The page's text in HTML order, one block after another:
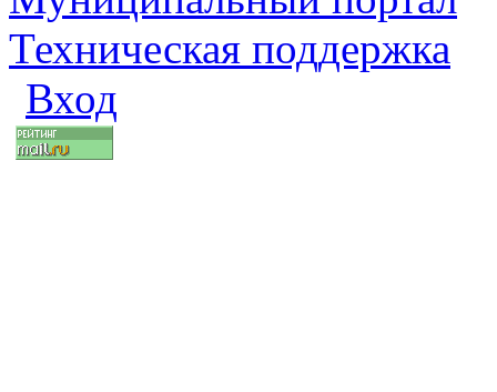
Техническая поддержка
Вход